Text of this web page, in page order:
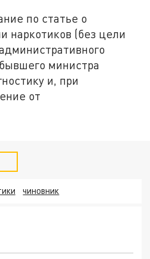
по статье о
наркотиков (без цели
министра
и, при
от
ЧИНОВНИК